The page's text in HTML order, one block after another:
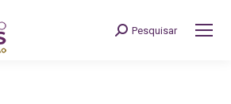
Search:
Pesquisar